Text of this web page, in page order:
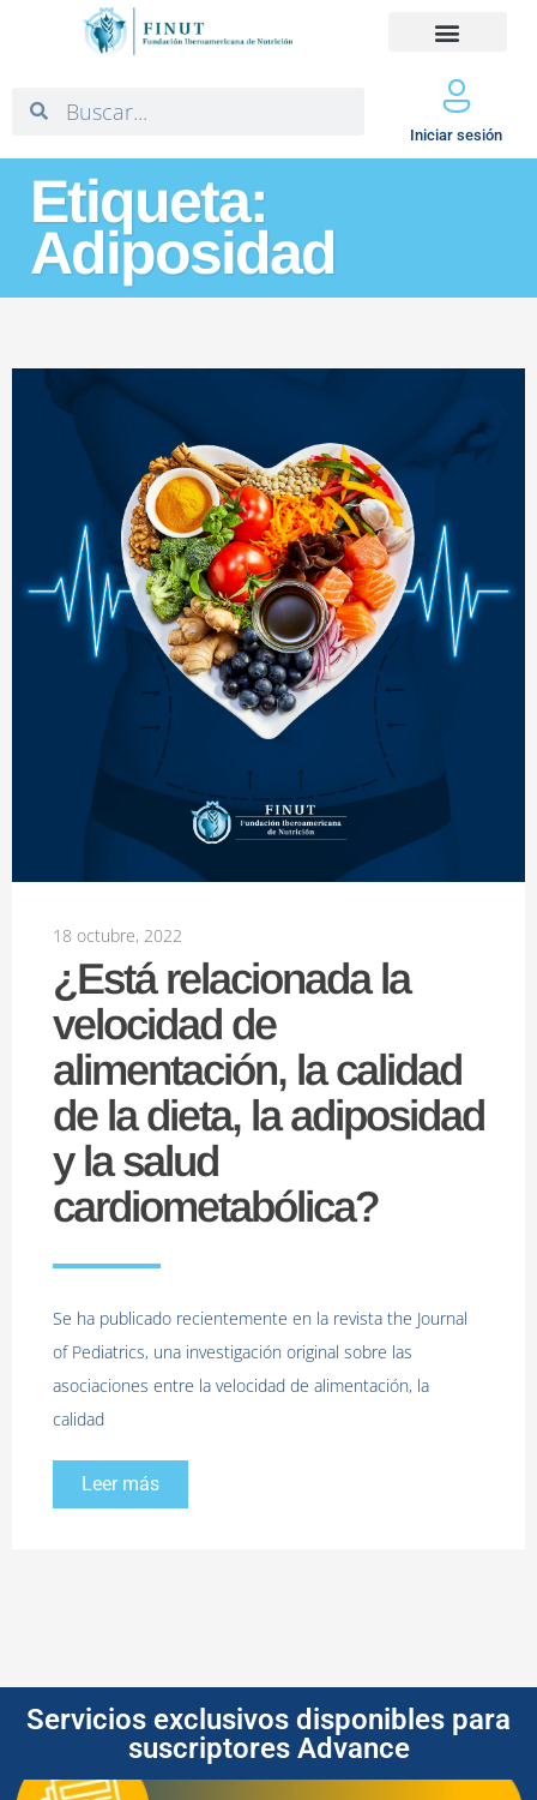
Iniciar sesión
Etiqueta:
Adiposidad
18 octubre, 2022
¿Está relacionada la
velocidad de
alimentación, la calidad
de la dieta, la adiposidad
y la salud
cardiometabólica?
Se ha publicado recientemente en la revista the Journal
of Pediatrics, una investigación original sobre las
asociaciones entre la velocidad de alimentación, la
calidad
Leer más
Servicios exclusivos disponibles para
suscriptores Advance